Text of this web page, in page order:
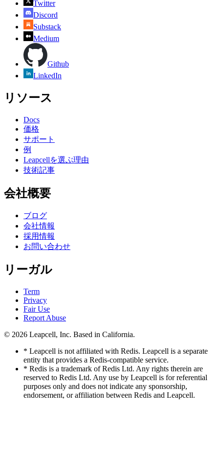
Twitter
Discord
Substack
Medium
Github
LinkedIn
リソース
Docs
価格
サポート
例
Leapcellを選ぶ理由
技術記事
会社概要
ブログ
会社情報
採用情報
お問い合わせ
リーガル
Term
Privacy
Fair Use
Report Abuse
© 2026 Leapcell, Inc. Based in California.
* Leapcell is not affiliated with Redis. Leapcell is a separate
entity that provides a Redis-compatible service.
* Redis is a trademark of Redis Ltd. Any rights therein are
reserved to Redis Ltd. Any use by Leapcell is for referential
purposes only and does not indicate any sponsorship,
endorsement, or affiliation between Redis and Leapcell.